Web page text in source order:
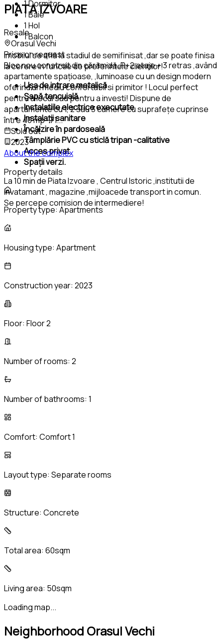
1 Dormitor
1 Baie
1 Hol
1 Balcon
Imobilul se află la stadiul de semifinisat ,dar se poate finisa
la cerere in functie de preferintele clientilor!
Ușa de intrare metalică
Șapă,tencuială
Instalatiile electrice executate
Instalații sanitare
Încălzire în pardoseală
Tâmplărie PVC cu sticlă tripan -calitative
Acces privat
Spații verzi.
La 10 min de Piata Izvoare , Centrul Istoric ,institutii de
invatamant , magazine ,mijloacede transport in comun.
Se percepe comision de intermediere!
PIATA IZVOARE
Resale
Orasul Vechi
Price on request
Bloc nou construit din cărămidă ,P+2 etaje + 3 retras ,având
apartamente spațioase, ,luminoase cu un design modern
oferind un mediu confortabil si primitor ! Locul perfect
pentru a locui sau pentru a investi! Dispune de
apartamente cu 1, 2 sau 3 camere cu suprafețe cuprinse
între 40 mp -71...
Sold out
2023
About the complex
Property details
Property type: Apartments
Housing type: Apartment
Construction year: 2023
Floor: Floor 2
Number of rooms: 2
Number of bathrooms: 1
Comfort: Comfort 1
Layout type: Separate rooms
Structure: Concrete
Total area: 60sqm
Living area: 50sqm
Loading map...
Neighborhood Orasul Vechi